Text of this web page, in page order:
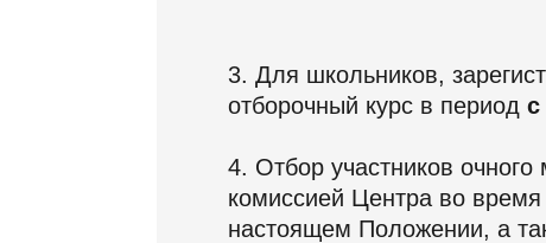
3. Для школьников,
отборочный курс в период с
4. Отбор участников
комиссией Центра во
настоящем Положении, а